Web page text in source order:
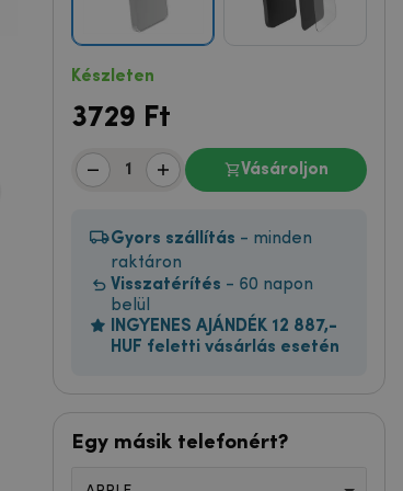
Készleten
3729 Ft
Vásároljon
Gyors szállítás - minden
raktáron
Visszatérítés - 60 napon
belül
INGYENES AJÁNDÉK 12 887,-
HUF feletti vásárlás esetén
Egy másik telefonért?